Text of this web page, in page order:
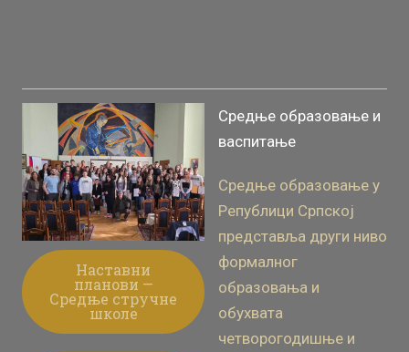
Средње образовање и
васпитање
Средње образовање у
Републици Српској
представља други ниво
формалног
образовања и
обухвата
четворогодишње и
Наставни
планови —
Средње стручне
школе